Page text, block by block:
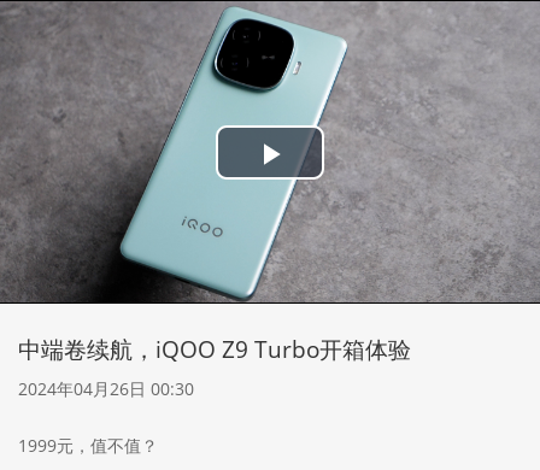
Play
Video
中端卷续航，iQOO Z9 Turbo开箱体验
2024年04月26日 00:30
1999元，值不值？